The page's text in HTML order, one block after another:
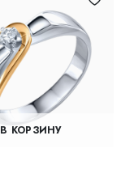
В КОРЗИНУ